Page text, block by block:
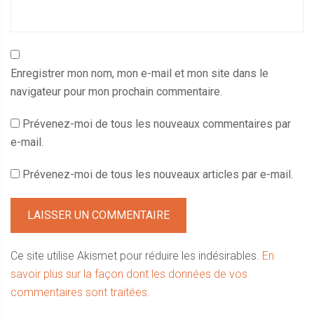
Enregistrer mon nom, mon e-mail et mon site dans le
navigateur pour mon prochain commentaire.
Prévenez-moi de tous les nouveaux commentaires par
e-mail.
Prévenez-moi de tous les nouveaux articles par e-mail.
Ce site utilise Akismet pour réduire les indésirables. En
savoir plus sur la façon dont les données de vos
commentaires sont traitées.